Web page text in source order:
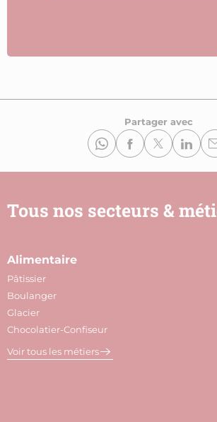
Partager avec
Tous nos secteurs &
Alimentaire
Pâtissier
Boulanger
Glacier
Chocolatier-Confiseur
Voir tous les métiers